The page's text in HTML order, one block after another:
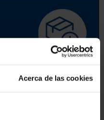
Acerca de las cookies